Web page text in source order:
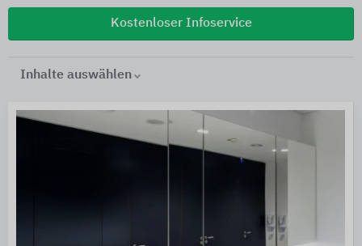
Kostenloser Infoservice
Inhalte auswählen